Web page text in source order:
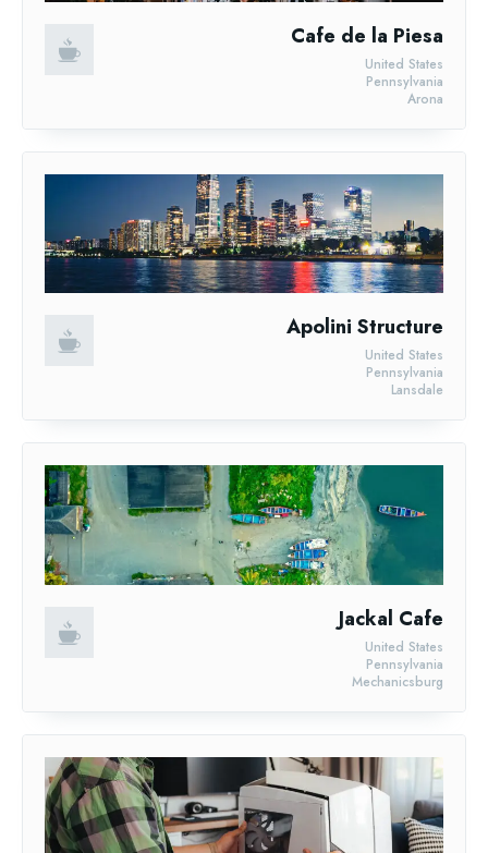
Cafe de la Piesa
Arona
Pennsylvania
United States
Apolini Structure
Lansdale
Pennsylvania
United States
Jackal Cafe
Mechanicsburg
Pennsylvania
United States